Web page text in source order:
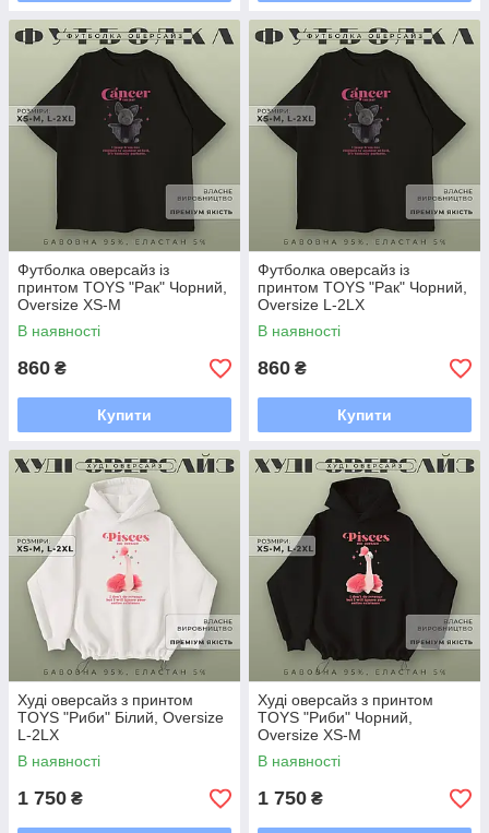
Футболка оверсайз із
принтом TOYS "Рак" Чорний,
Oversize XS-M
В наявності
860 ₴
Купити
Футболка оверсайз із
принтом TOYS "Рак" Чорний,
Oversize L-2LX
В наявності
860 ₴
Купити
Худі оверсайз з принтом
TOYS "Риби" Білий, Oversize
L-2LX
В наявності
1 750 ₴
Худі оверсайз з принтом
TOYS "Риби" Чорний,
Oversize XS-M
В наявності
1 750 ₴